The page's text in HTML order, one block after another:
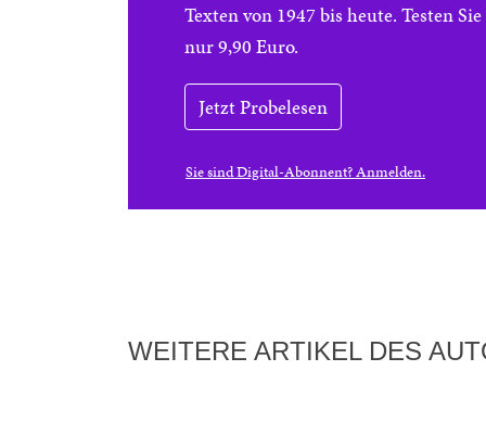
Texten von 1947 bis heute. Testen
nur 9,90 Euro.
Jetzt Probelesen
Sie sind Digital-Abonnent? Anmelden.
WEITERE ARTIKEL DES